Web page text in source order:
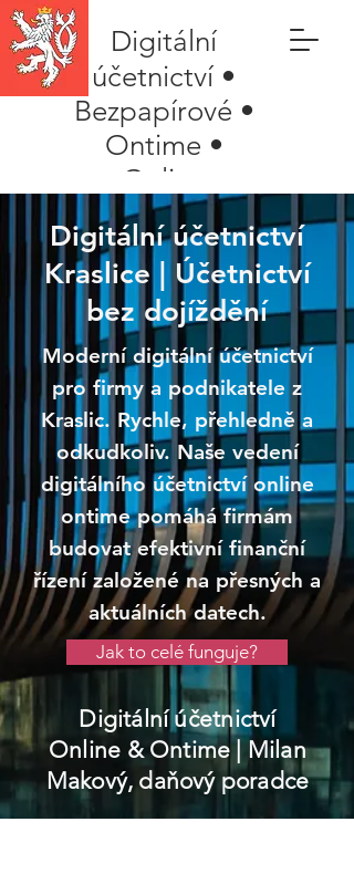
Digitální
účetnictví •
Bezpapírové •
Ontime •
Online
Digitální účetnictví
Kraslice | Účetnictví
bez dojíždění
Moderní digitální účetnictví
pro firmy a podnikatele z
Kraslic. Rychle, přehledně a
odkudkoliv. Naše vedení
digitálního účetnictví online
ontime pomáhá firmám
budovat efektivní finanční
řízení založené na přesných a
aktuálních datech.
Jak to celé funguje?
Digitální účetnictví
Online & Ontime| Milan
Makový, daňový poradce